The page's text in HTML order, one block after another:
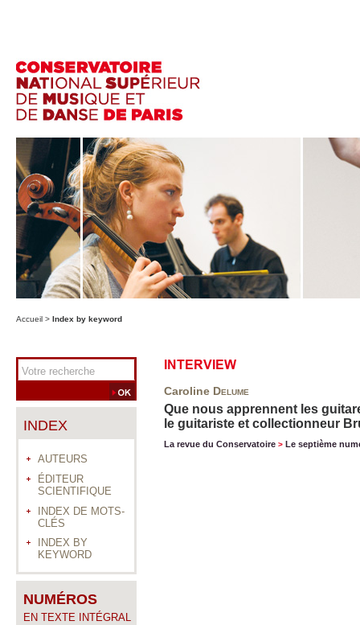
Accueil > Index by keyword
INDEX
AUTEURS
ÉDITEUR
SCIENTIFIQUE
INDEX DE MOTS-
CLÉS
INDEX BY
KEYWORD
NUMÉROS
EN TEXTE INTÉGRAL
INTERVIEW
Caroline Delume
Que nous apprennent les
le guitariste et collectionneur
La revue du Conservatoire > Le septième